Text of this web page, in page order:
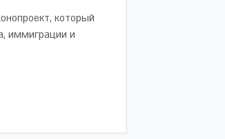
который
иммиграции и